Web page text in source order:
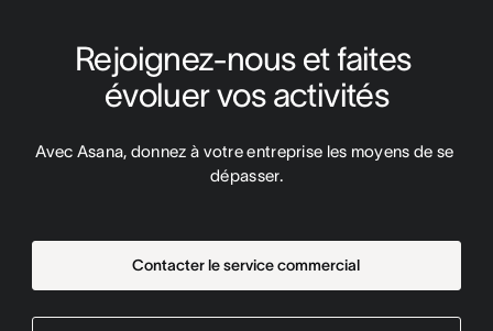
Rejoignez-nous et faites
évoluer vos activités
Avec Asana, donnez à votre entreprise les moyens de se
dépasser.
Contacter le service commercial